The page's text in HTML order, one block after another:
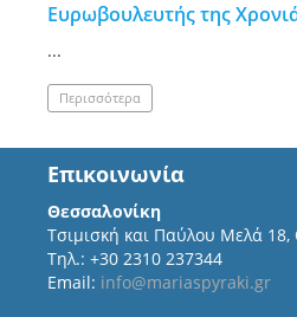
Ευρωβουλευτής της
...
Περισσότερα
Επικοινωνία
Θεσσαλονίκη
Τσιμισκή και Παύλου Μελά 18,
Τηλ.: +30 2310 237344
Email: info@mariaspyraki.gr